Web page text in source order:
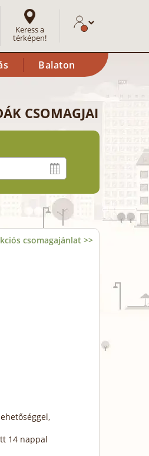
Keress a
térképen!
Balaton
CSOMAGJAI
csomagajánlat >>
14 nappal